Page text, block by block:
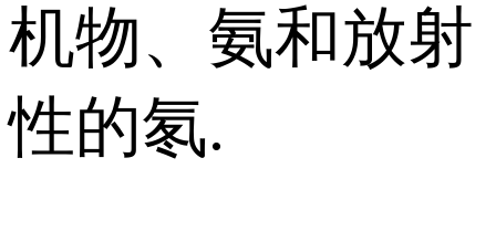
机物、氨和放射
性的氡.